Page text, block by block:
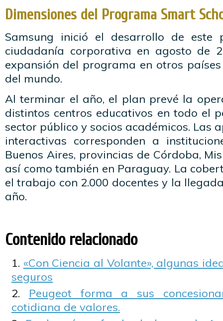
Dimensiones del Programa Smart
Samsung inició el desarrollo de este
ciudadanía corporativa en agosto de
expansión del programa en otros
del mundo.
Al terminar el año, el plan prevé la
distintos centros educativos en todo el
sector público y socios académicos. Las
interactivas corresponden a
Buenos Aires, provincias de Córdoba,
así como también en Paraguay. La
el trabajo con 2.000 docentes y la
año.
Contenido relacionado
«Con Ciencia al Volante», algunas
seguros
Peugeot forma a sus
cotidiana de valores.